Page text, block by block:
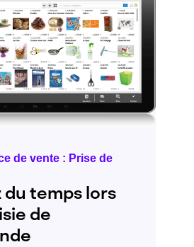
de vente : Prise de
du temps lors
de